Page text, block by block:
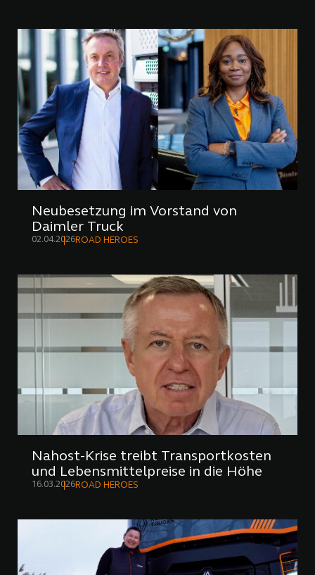
Neubesetzung im Vorstand von
Daimler Truck
02.04.2026ROAD HEROES
Nahost-Krise treibt Transportkosten
und Lebensmittelpreise in die Höhe
16.03.2026ROAD HEROES